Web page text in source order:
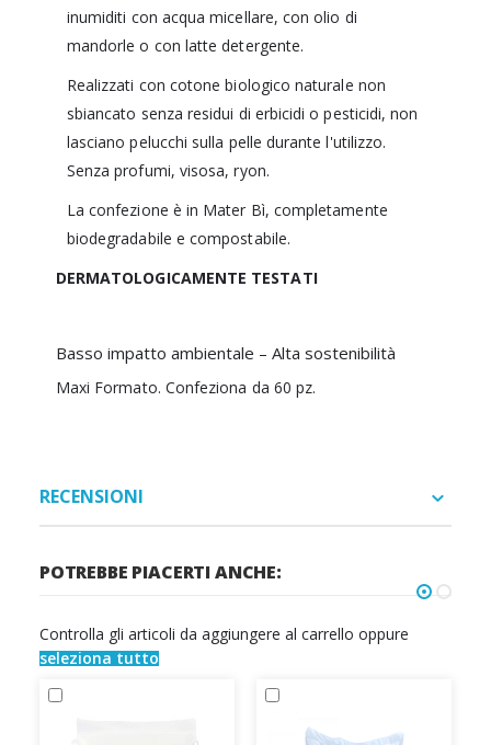
inumiditi con acqua micellare, con olio di
mandorle o con latte detergente.
Realizzati con cotone biologico naturale non
sbiancato senza residui di erbicidi o pesticidi, non
lasciano pelucchi sulla pelle durante l'utilizzo.
Senza profumi, visosa, ryon.
La confezione è in Mater Bì, completamente
biodegradabile e compostabile.
DERMATOLOGICAMENTE TESTATI
Basso impatto ambientale – Alta sostenibilità
Maxi Formato. Confeziona da 60 pz.
RECENSIONI
POTREBBE PIACERTI ANCHE:
Controlla gli articoli da aggiungere al carrello oppure
seleziona tutto